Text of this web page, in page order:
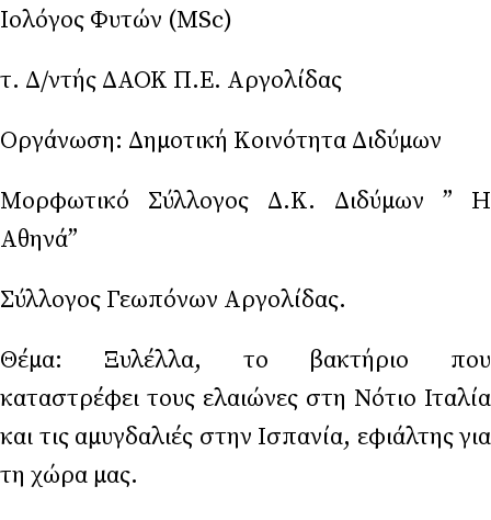
Ιολόγος Φυτών (MSc)
τ. Δ/ντής ΔΑΟΚ Π.Ε. Αργολίδας
Οργάνωση: Δημοτική Κοινότητα Διδύμων
Μορφωτικό Σύλλογος Δ.Κ. Διδύμων ” Η
Αθηνά”
Σύλλογος Γεωπόνων Αργολίδας.
Θέμα: Ξυλέλλα, το βακτήριο που
καταστρέφει τους ελαιώνες στη Νότιο Ιταλία
και τις αμυγδαλιές στην Ισπανία, εφιάλτης για
τη χώρα μας.